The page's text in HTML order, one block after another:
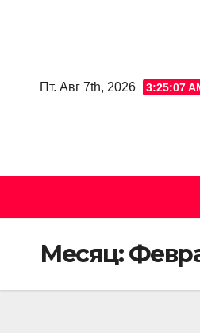
Пт. Авг 7th, 2026 3:25:08
Месяц: